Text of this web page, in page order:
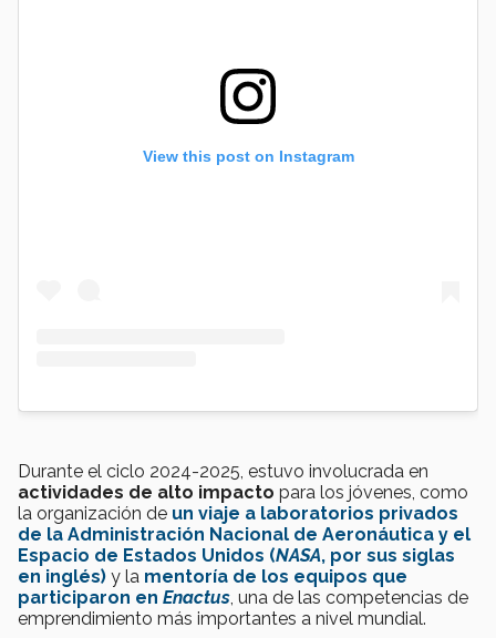
View this post on Instagram
Durante el ciclo 2024-2025, estuvo involucrada en
actividades de alto impacto para los jóvenes, como
la organización de un viaje a laboratorios privados
de la Administración Nacional de Aeronáutica y el
Espacio de Estados Unidos (NASA, por sus siglas
en inglés) y la mentoría de los equipos que
participaron en Enactus, una de las competencias de
emprendimiento más importantes a nivel mundial.